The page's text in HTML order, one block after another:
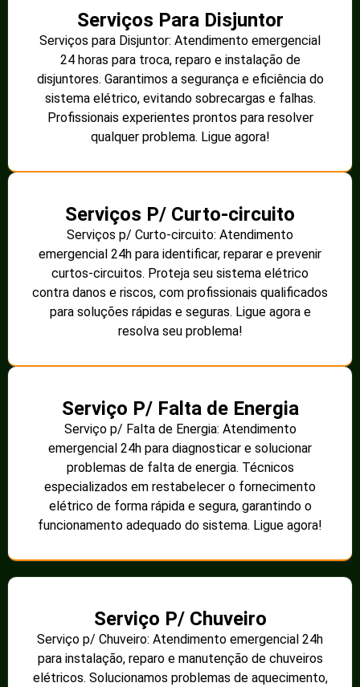
Serviços Para Disjuntor
Serviços para Disjuntor: Atendimento emergencial
24 horas para troca, reparo e instalação de
disjuntores. Garantimos a segurança e eficiência do
sistema elétrico, evitando sobrecargas e falhas.
Profissionais experientes prontos para resolver
qualquer problema. Ligue agora!
Serviços P/ Curto-circuito
Serviços p/ Curto-circuito: Atendimento
emergencial 24h para identificar, reparar e prevenir
curtos-circuitos. Proteja seu sistema elétrico
contra danos e riscos, com profissionais qualificados
para soluções rápidas e seguras. Ligue agora e
resolva seu problema!
Serviço P/ Falta de Energia
Serviço p/ Falta de Energia: Atendimento
emergencial 24h para diagnosticar e solucionar
problemas de falta de energia. Técnicos
especializados em restabelecer o fornecimento
elétrico de forma rápida e segura, garantindo o
funcionamento adequado do sistema. Ligue agora!
Serviço P/ Chuveiro
Serviço p/ Chuveiro: Atendimento emergencial 24h
para instalação, reparo e manutenção de chuveiros
elétricos. Solucionamos problemas de aquecimento,